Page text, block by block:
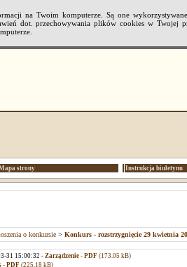
na Twoim komputerze. Są one
dot. przechowywania plików cookies w Twojej
strony Instrukcja biuletynu
o konkursie> Konkurs - rozstrzygnięcie 29 kwietnia
31 15:00:32 -Zarządzenie - PDF (173.05 kB)
- PDF (225.18 kB)